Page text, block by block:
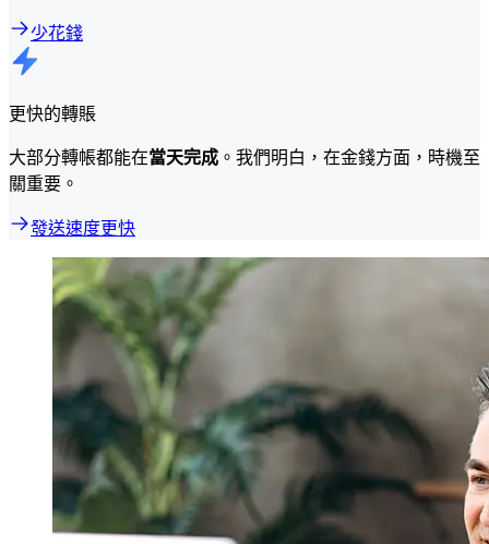
少花錢
更快的轉賬
大部分轉帳都能在當天完成 。我們明白，在金錢方面，時機至
關重要。
發送速度更快